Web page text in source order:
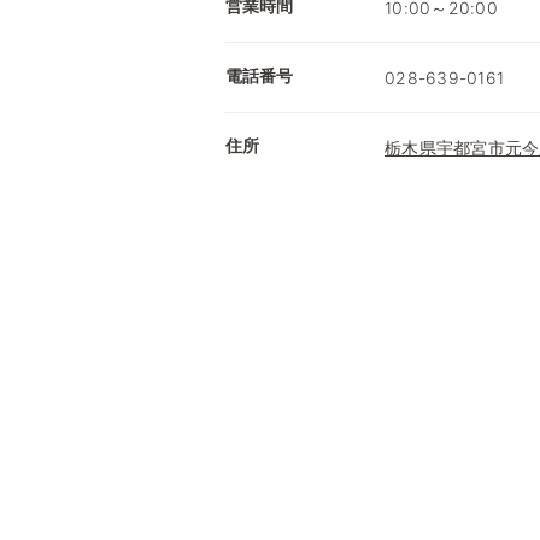
営業時間 10:00～20:00
電話番号 028-639-0161
住所 栃木県宇都宮市元